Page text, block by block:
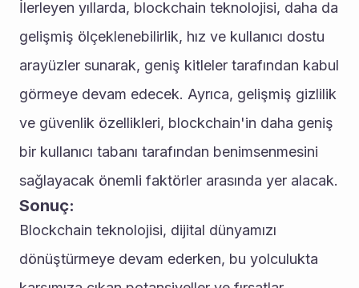
İlerleyen yıllarda, blockchain teknolojisi, daha da
gelişmiş ölçeklenebilirlik, hız ve kullanıcı dostu
arayüzler sunarak, geniş kitleler tarafından kabul
görmeye devam edecek. Ayrıca, gelişmiş gizlilik
ve güvenlik özellikleri, blockchain'in daha geniş
bir kullanıcı tabanı tarafından benimsenmesini
sağlayacak önemli faktörler arasında yer alacak.
Sonuç:
Blockchain teknolojisi, dijital dünyamızı
dönüştürmeye devam ederken, bu yolculukta